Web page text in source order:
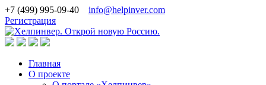
+7 (499) 995-09-40
info@helpinver.com
Регистрация
Главная
О проекте